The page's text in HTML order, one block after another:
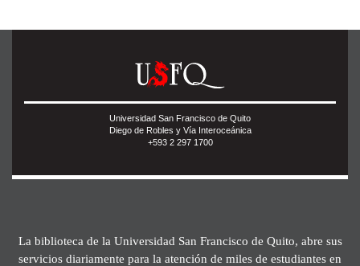
Universidad San Francisco de Quito
Diego de Robles y Vía Interoceánica
+593 2 297 1700
La biblioteca de la Universidad San Francisco de Quito, abre sus
servicios diariamente para la atención de miles de estudiantes en